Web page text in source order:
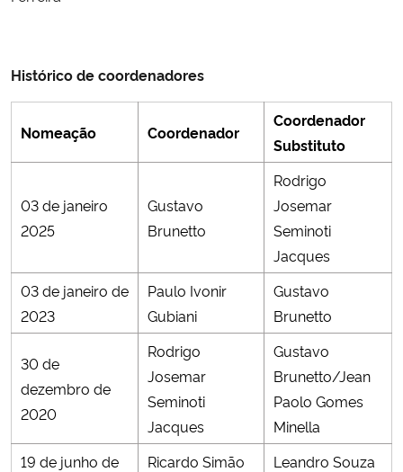
Ministério do Meio Ambiente
Ministério do Desenvolvimento Regional
Controladoria-Geral da União
Ministério da Mulher, da Família e dos Direitos Humanos
Secretaria-Geral
Histórico de coordenadores
Nomeação Coordenador
Coordenador
Substituto
03 de janeiro
2025
Gustavo
Brunetto
Rodrigo
Josemar
Seminoti
Jacques
03 de janeiro de
2023
Paulo Ivonir
Gubiani
Gustavo
Brunetto
30 de
dezembro de
2020
Rodrigo
Josemar
Seminoti
Jacques
Gustavo
Brunetto/Jean
Paolo Gomes
Minella
19 de junho de
Ricardo Simão
Leandro Souza